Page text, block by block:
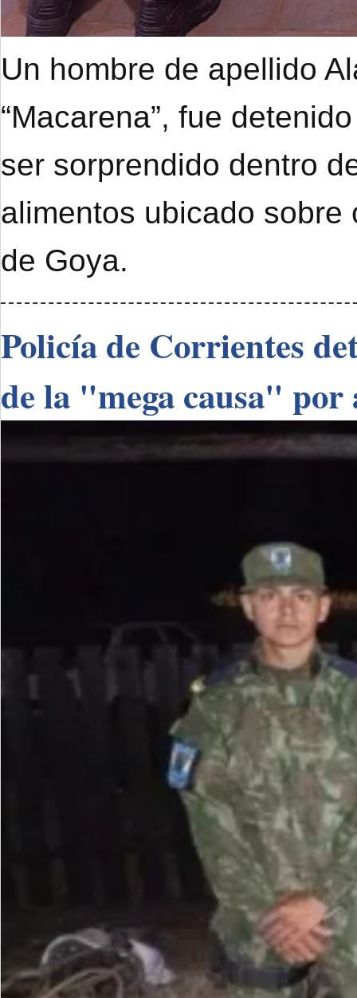
Un hombre de apellido
“Macarena”, fue
ser sorprendido dentro
alimentos ubicado
de Goya.
Policía de Corrientes
de la "mega causa" por